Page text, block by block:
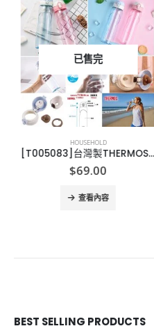
已售完
HOUSEHOLD
[T005083]台灣製THERMOS 運動水樽
69.00
查看內容
BEST SELLING PRODUCTS